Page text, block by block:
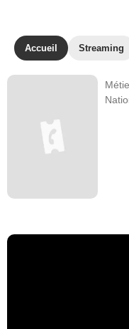
Accueil Streaming